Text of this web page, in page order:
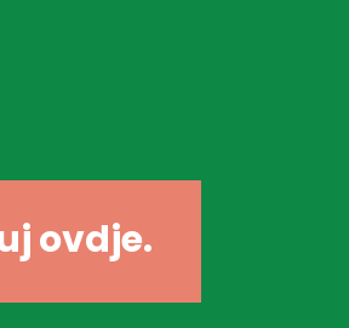
ovdje.